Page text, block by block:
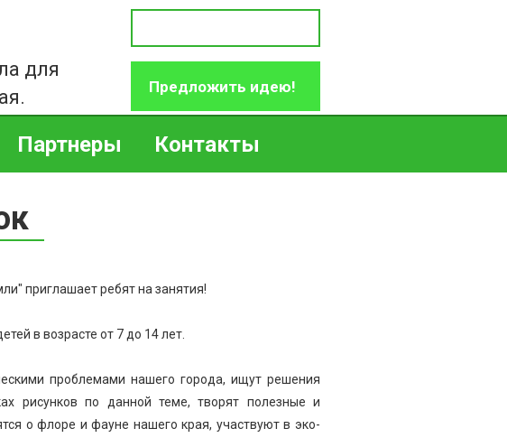
для
Предложить идею!
Партнеры Контакты
приглашает ребят на занятия!
в возрасте от 7 до 14 лет.
проблемами нашего города, ищут решения
рисунков по данной теме, творят полезные и
о флоре и фауне нашего края, участвуют в эко-